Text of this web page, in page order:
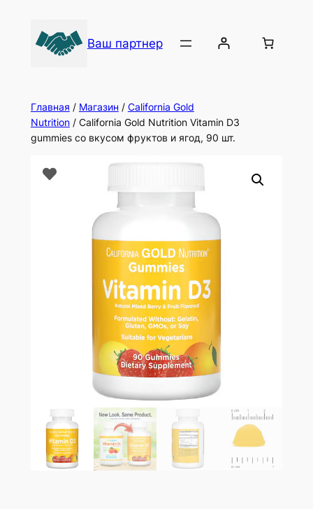
Ваш партнер
Главная / Магазин / California Gold
Nutrition/ California Gold Nutrition Vitamin D3
gummies со вкусом фруктов и ягод, 90 шт.